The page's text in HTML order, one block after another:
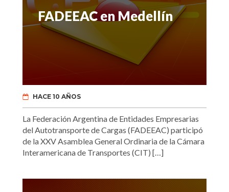
FADEEAC en Medellín
HACE 10 AÑOS
La Federación Argentina de Entidades Empresarias
del Autotransporte de Cargas (FADEEAC) participó
de la XXV Asamblea General Ordinaria de la Cámara
Interamericana de Transportes (CIT) […]